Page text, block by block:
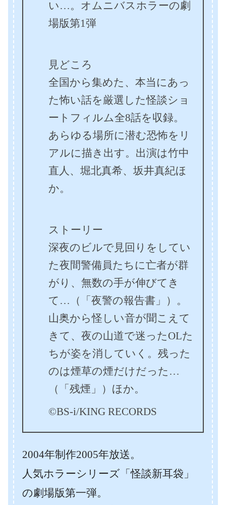
い…。オムニバスホラーの劇
場版第1弾
見どころ
全国から集めた、本当にあっ
た怖い話を厳選した怪談ショ
ートフィルム全8話を収録。
あらゆる場所に潜む恐怖をリ
アルに描き出す。出演は竹中
直人、堀北真希、坂井真紀ほ
か。
ストーリー
深夜のビルで見回りをしてい
た夜間警備員たちに亡者が群
がり、無数の手が伸びてき
て…（「夜警の報告書」）。
山奥から怪しい音が聞こえて
きて、夜の山道で迷ったOLた
ちが姿を消していく。残った
のは煙草の煙だけだった…
（「残煙」）ほか。
©BS-i/KING RECORDS
2004年制作2005年放送。
人気ホラーシリーズ「怪談新耳袋」
の劇場版第一弾。